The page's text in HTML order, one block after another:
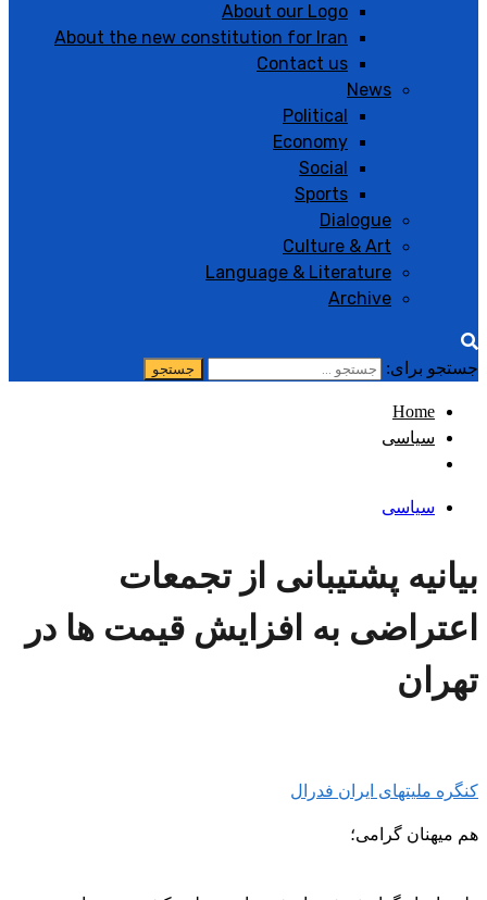
About our Logo
About the new constitution for Iran
Contact us
News
Political
Economy
Social
Sports
Dialogue
Culture & Art
Language & Literature
Archive
جستجو برای:
Home
سیاسی
سیاسی
بیانیه پشتیبانی از تجمعات
اعتراضی به افزایش قیمت ها در
تھران
کنگره ملیتهای ایران فدرال
هم میهنان گرامی؛